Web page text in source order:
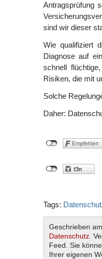
Antragsprüfung
sind wir dieser
Wie qualifiziert
Diagnose auf
schnell
Risiken, die mit
Solche
Daher:
Tags:
Geschrieben
Datenschutz .
Feed. Sie
Ihrer eigenen